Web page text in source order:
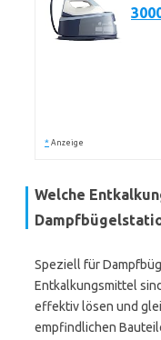
* Anzeige
Welche
Speziell für
Entkalkungsmittel
effektiv lösen und
empfindlichen